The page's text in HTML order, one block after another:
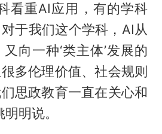
看重AI应用，有的学科
于我们这个学科，AI从
向一种‘类主体’发展的
多伦理价值、社会规则
思政教育一直在关心和
明说。